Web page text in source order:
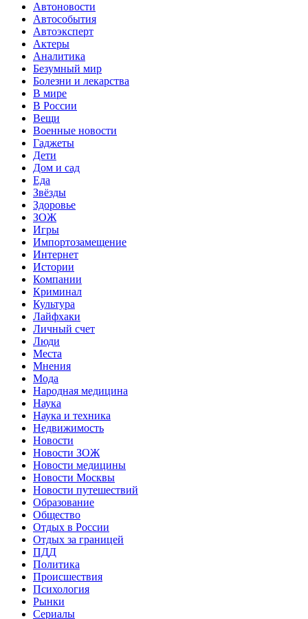
Автоновости
Автособытия
Автоэксперт
Актеры
Аналитика
Безумный мир
Болезни и лекарства
В мире
В России
Вещи
Военные новости
Гаджеты
Дети
Дом и сад
Еда
Звёзды
Здоровье
ЗОЖ
Игры
Импортозамещение
Интернет
Истории
Компании
Криминал
Культура
Лайфхаки
Личный счет
Люди
Места
Мнения
Мода
Народная медицина
Наука
Наука и техника
Недвижимость
Новости
Новости ЗОЖ
Новости медицины
Новости Москвы
Новости путешествий
Образование
Общество
Отдых в России
Отдых за границей
ПДД
Политика
Происшествия
Психология
Рынки
Сериалы